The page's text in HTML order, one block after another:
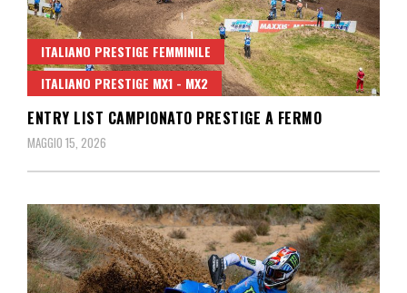
ITALIANO PRESTIGE FEMMINILE
ITALIANO PRESTIGE MX1 - MX2
ENTRY LIST CAMPIONATO PRESTIGE A FERMO
MAGGIO 15, 2026